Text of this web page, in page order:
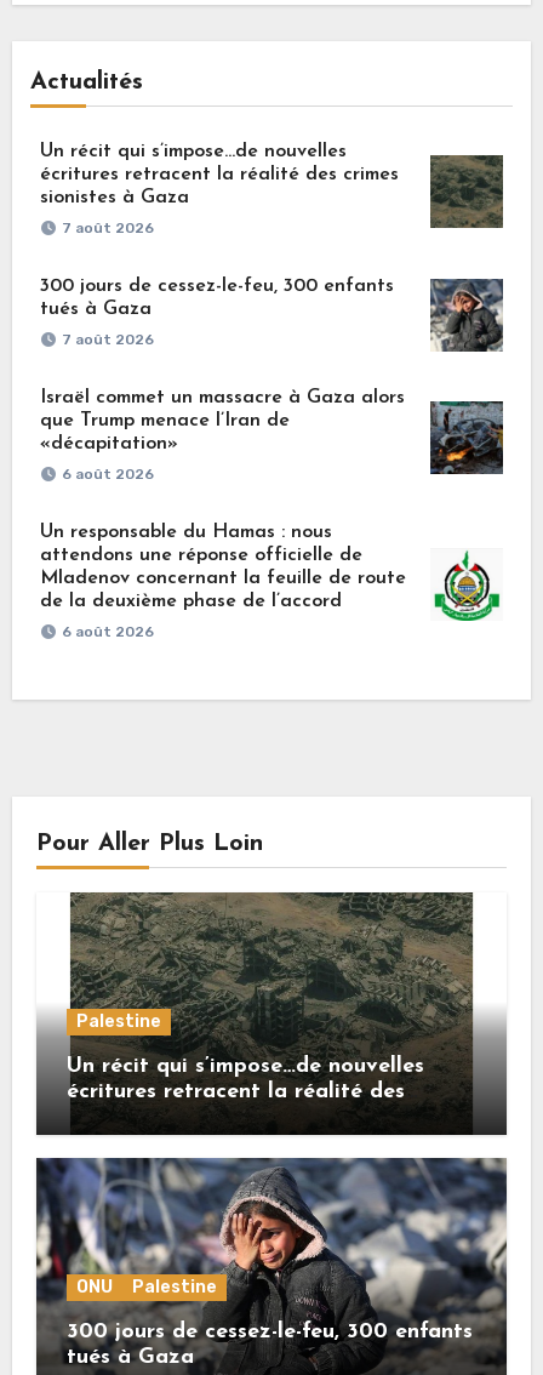
Actualités
Un récit qui s’impose…de nouvelles
écritures retracent la réalité des crimes
sionistes à Gaza
7 août 2026
300 jours de cessez-le-feu, 300 enfants
tués à Gaza
7 août 2026
Israël commet un massacre à Gaza alors
que Trump menace l’Iran de
«décapitation»
6 août 2026
Un responsable du Hamas : nous
attendons une réponse officielle de
Mladenov concernant la feuille de route
de la deuxième phase de l’accord
6 août 2026
Pour Aller Plus Loin
Palestine
Un récit qui s’impose…de nouvelles
écritures retracent la réalité des
crimes sionistes à Gaza
ONU Palestine
300 jours de cessez-le-feu, 300 enfants
tués à Gaza